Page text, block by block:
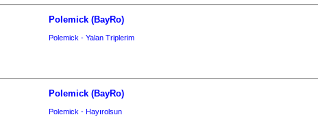
Polemick (BayRo)
Polemick - Yalan Triplerim
Polemick (BayRo)
Polemick - Hayırolsun